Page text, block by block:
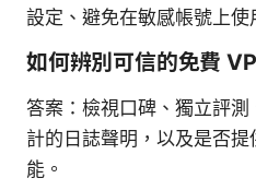
設定、避免在敏感帳號上使
如何辨別可信的免費
答案：檢視口碑、獨立評
計的日誌聲明，以及是否
能。